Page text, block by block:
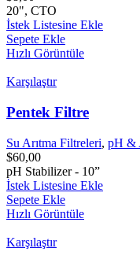
20", CTO
İstek Listesine Ekle
Sepete Ekle
Hızlı Görüntüle
Karşılaştır
Pentek Filtre
Su Arıtma Filtreleri, pH &
$60,00
pH Stabilizer - 10”
İstek Listesine Ekle
Sepete Ekle
Hızlı Görüntüle
Karşılaştır